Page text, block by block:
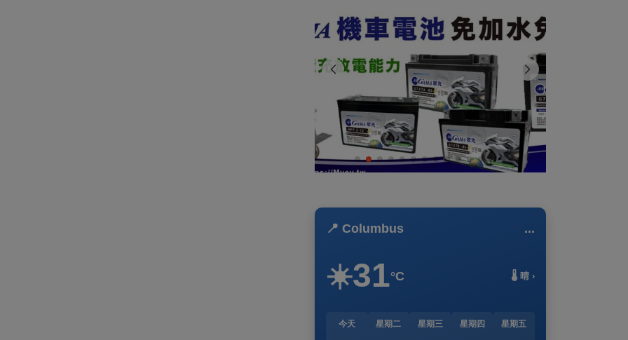
📍 Columbus ...
☀️31°C 🌡️ 晴 ›
今天 星期二 星期三 星期四 星期五